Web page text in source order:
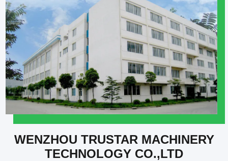
WENZHOU TRUSTAR MACHINERY
TECHNOLOGY CO.,LTD